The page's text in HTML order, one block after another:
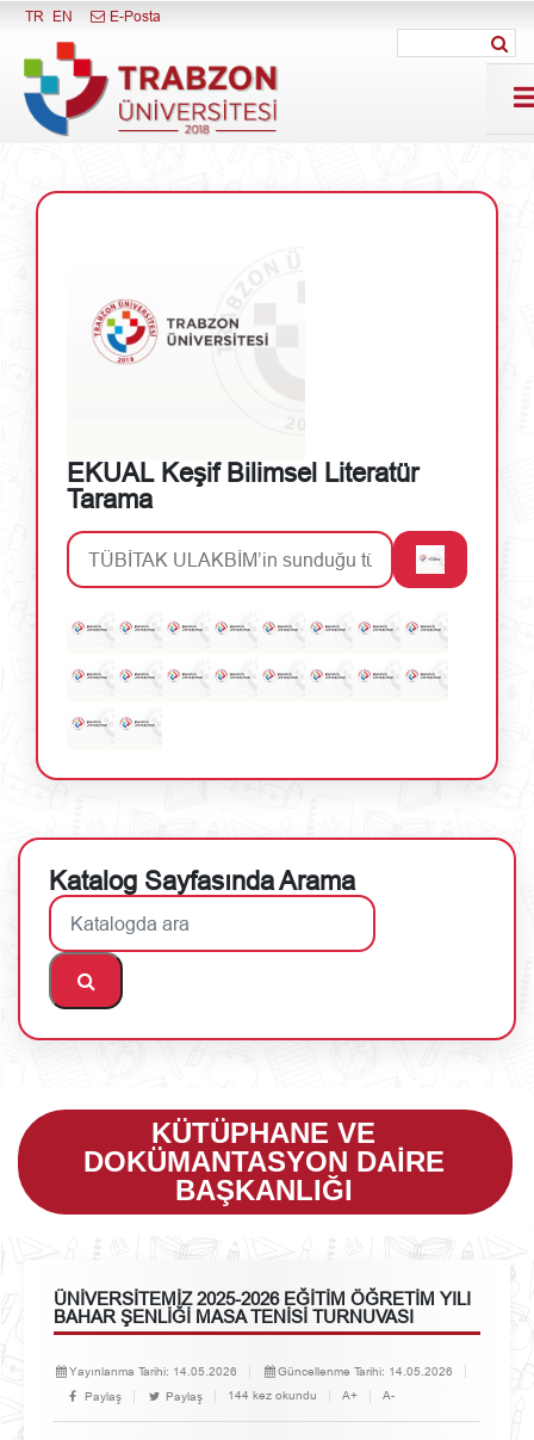
Menüyü Kapat
TR EN E-Posta
EKUAL Keşif Bilimsel Literatür
Tarama
Katalog Sayfasında Arama
KÜTÜPHANE VE
DOKÜMANTASYON DAIRE
BAŞKANLIĞI
ÜNİVERSİTEMİZ 2025-2026 EĞİTİM ÖĞRETİM YILI
BAHAR ŞENLİĞİ MASA TENİSİ TURNUVASI
Yayınlanma Tarihi: 14.05.2026 Güncellenme Tarihi: 14.05.2026
Paylaş
Paylaş 144 kez okundu A+ A-